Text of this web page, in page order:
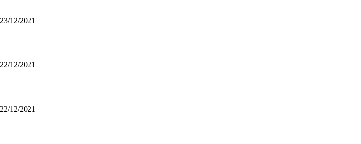
23/12/2021
22/12/2021
22/12/2021